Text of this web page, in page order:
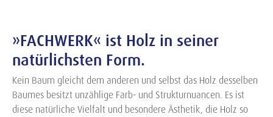
»FACHWERK« ist Holz in seiner
natürlichsten Form.
Kein Baum gleicht dem anderen und selbst das Holz desselben
Baumes besitzt unzählige Farb- und Strukturnuancen. Es ist
diese natürliche Vielfalt und besondere Ästhetik, die Holz so